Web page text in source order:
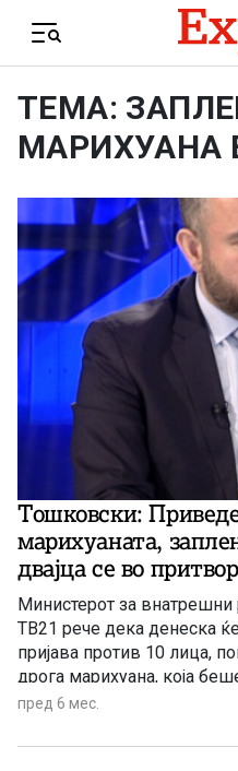
Menu
ТЕМА:
МАРИХУАНА
Тошковски:
марихуаната,
двајца се во притвор
Министерот за
ТВ21 рече дека денеска
пријава против 10 лица,
дрога марихуана, која
пред 6 мес.